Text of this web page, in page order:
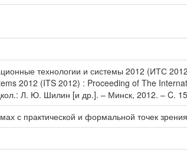
технологии и системы 2012 (ИТС
2012 (ITS 2012) : Proceeding of The
Л. Ю. Шилин [и др.]. – Минск, 2012. – C.
с практической и формальной точек